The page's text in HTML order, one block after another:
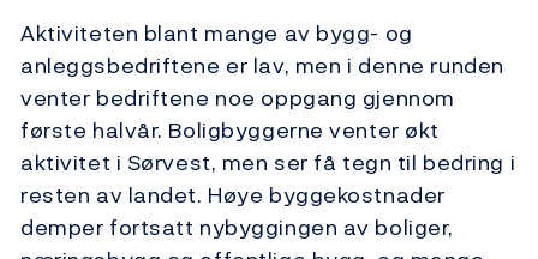
Aktiviteten blant mange av bygg- og
anleggsbedriftene er lav, men i denne runden
venter bedriftene noe oppgang gjennom
første halvår. Boligbyggerne venter økt
aktivitet i Sørvest, men ser få tegn til bedring i
resten av landet. Høye byggekostnader
demper fortsatt nybyggingen av boliger,